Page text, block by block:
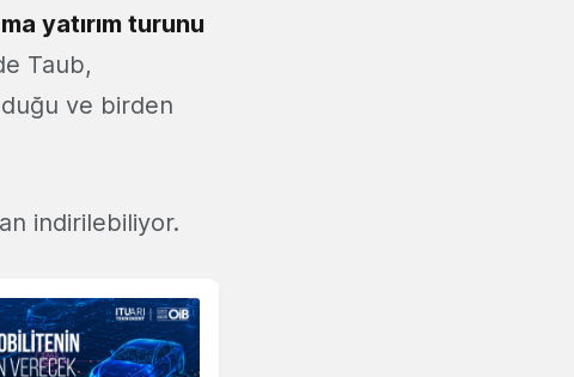
yatırım turunu
Taub,
ve birden
indirilebiliyor.